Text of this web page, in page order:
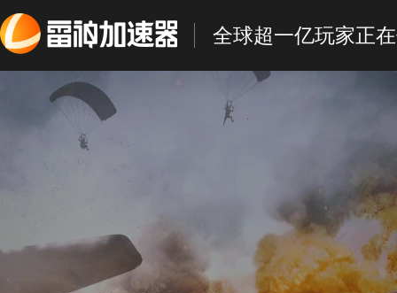
全球超一亿玩家正